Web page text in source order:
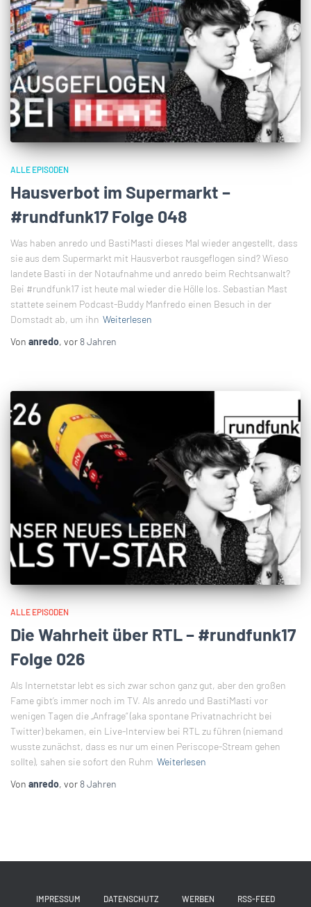
ALLE EPISODEN
Hausverbot im Supermarkt –
#rundfunk17 Folge 048
Was haben anredo und BastiMasti dieses Mal wieder angestellt, dass
sie aus dem Supermarkt mit Hausverbot rausgeflogen sind? Wieso
landete Basti in der Notaufnahme und anredo beim Rechtsanwalt?
Bei #rundfunk17 ist heute mal wieder die Hölle los. Sebastian Mast
stattete seinem Podcast-Buddy Manfredo einen Besuch in der
Domstadt ab, um ihn Weiterlesen
Von anredo, vor 8 Jahren
ALLE EPISODEN
Die Wahrheit über RTL – #rundfunk17
Folge 026
Als Internetstar lebt es sich zwar schon ganz gut, aber den großen
Fame gibt’s immer noch im TV. Als anredo und BastiMasti vor
wenigen Tagen die „Anfrage“ (aka spontane Privatnachricht bei
Twitter) bekamen, ein Live-Interview bei RTL zu führen (niemand
wusste zunächst, dass es nur um einen Periscope-Stream gehen
sollte), sahen sie sofort den Ruhm Weiterlesen
Von anredo, vor 8 Jahren
IMPRESSUM DATENSCHUTZ WERBEN RSS-FEED